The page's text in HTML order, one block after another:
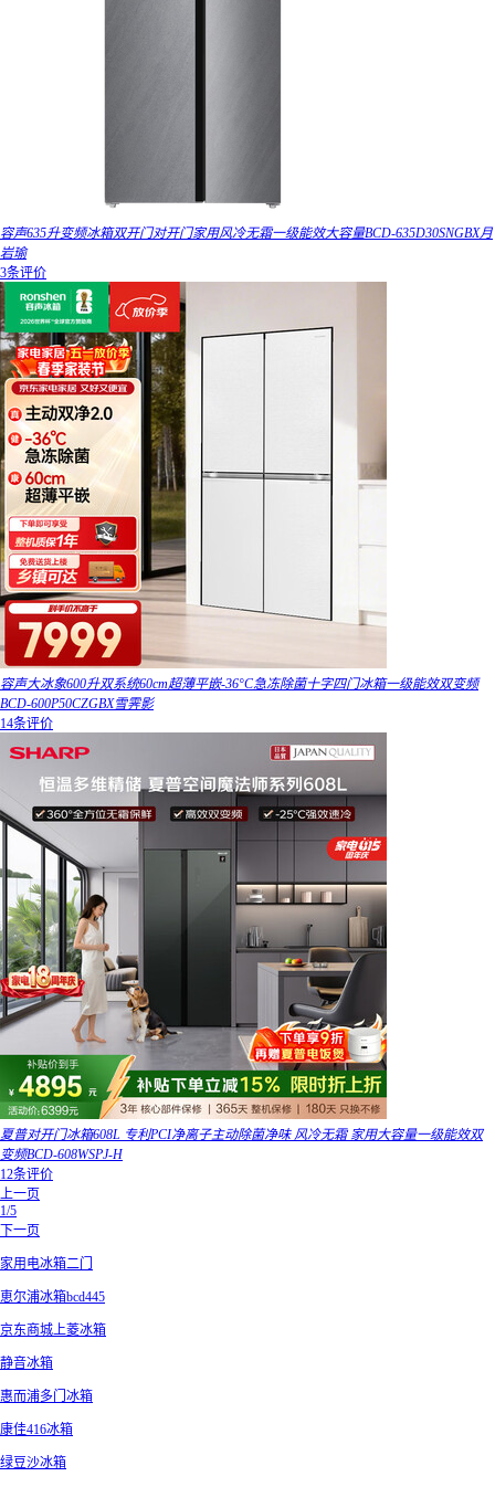
容声635升变频冰箱双开门对开门家用风冷无霜一级能效大容量BCD-635D30SNGBX月
岩瑜
3条评价
容声大冰象600升双系统60cm超薄平嵌-36°C急冻除菌十字四门冰箱一级能效双变频
BCD-600P50CZGBX雪霁影
14条评价
夏普对开门冰箱608L 专利PCI净离子主动除菌净味 风冷无霜 家用大容量一级能效双
变频BCD-608WSPJ-H
12条评价
上一页
1/5
下一页
家用电冰箱二门
恵尔浦冰箱bcd445
京东商城上菱冰箱
静音冰箱
惠而浦多门冰箱
康佳416冰箱
绿豆沙冰箱